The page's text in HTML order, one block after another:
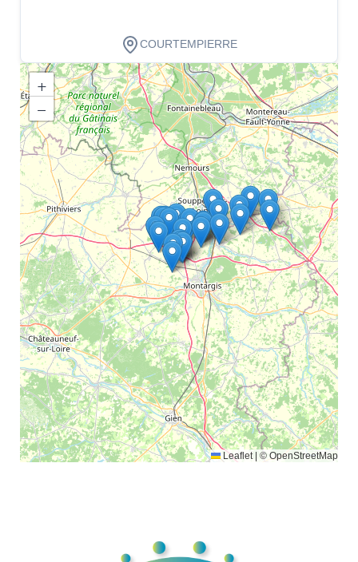
COURTEMPIERRE
Dégustation
+
−
Leaflet © OpenStreetMap